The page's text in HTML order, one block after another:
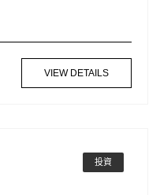
VIEW DETAILS
投資